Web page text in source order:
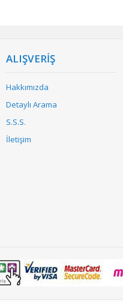
ALIŞVERİŞ
Hakkımızda
Detaylı Arama
S.S.S.
İletişim